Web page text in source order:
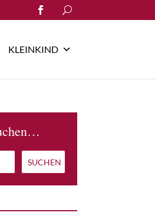
Search
for:
KLEINKIND